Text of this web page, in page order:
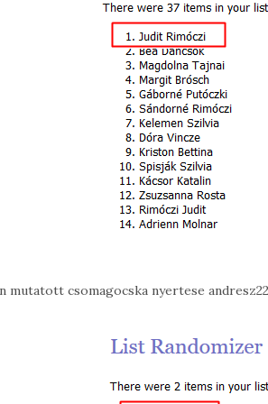
mutatott csomagocska nyertese